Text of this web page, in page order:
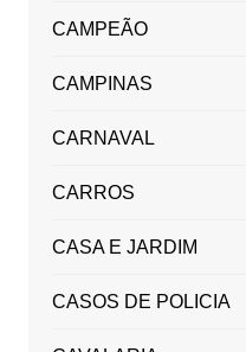
CAMPEÃO
CAMPINAS
CARNAVAL
CARROS
CASA E JARDIM
CASOS DE POLICIA